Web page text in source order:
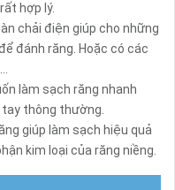
hợp lý.
chải điện giúp cho những
đánh răng. Hoặc có các
làm sạch răng nhanh
thông thường.
giúp làm sạch hiệu quả
kim loại của răng niềng.